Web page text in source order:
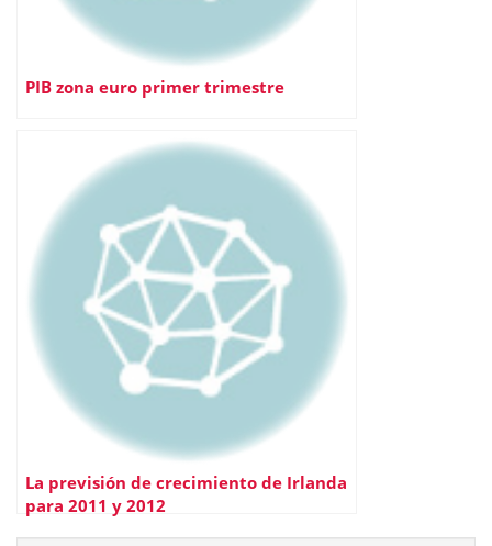
PIB zona euro primer trimestre
La previsión de crecimiento de Irlanda
para 2011 y 2012